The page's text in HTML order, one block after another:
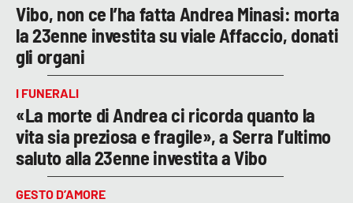
Vibo, non ce l’ha fatta Andrea Minasi: morta
la 23enne investita su viale Affaccio, donati
gli organi
I FUNERALI
«La morte di Andrea ci ricorda quanto la
vita sia preziosa e fragile», a Serra l’ultimo
saluto alla 23enne investita a Vibo
GESTO D’AMORE